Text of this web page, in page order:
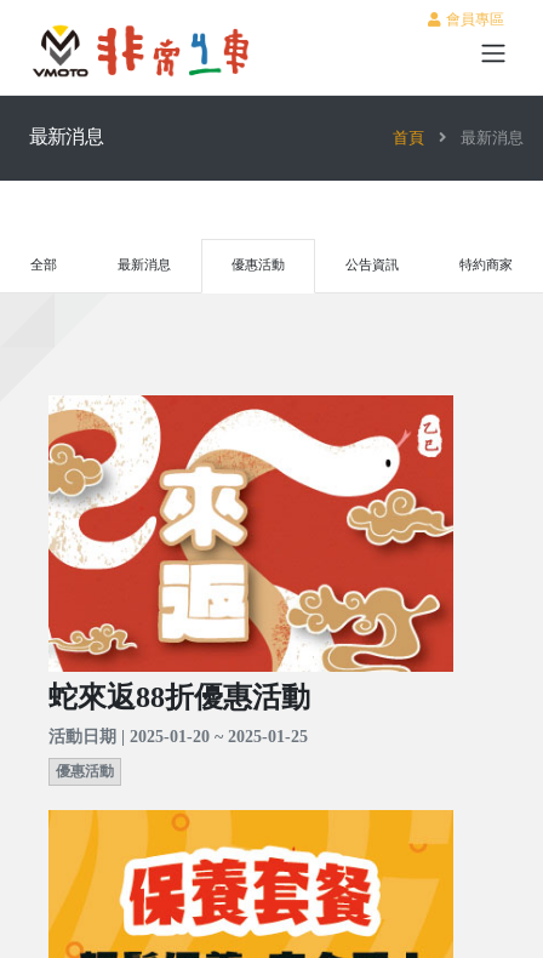
會員專區
最新消息 首頁 最新消息
全部 最新消息 優惠活動 公告資訊 特約商家
蛇來返88折優惠活動
活動日期 | 2025-01-20 ~ 2025-01-25
優惠活動